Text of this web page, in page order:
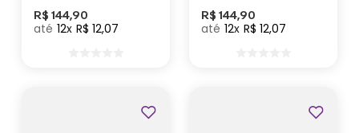
Harry Potter
R$ 144,90
12 R$ 12,07
Potter
R$ 144,90
12 R$ 12,07